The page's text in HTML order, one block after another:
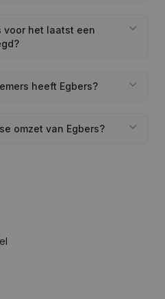
voor het laatst een
heeft Egbers?
omzet van Egbers?